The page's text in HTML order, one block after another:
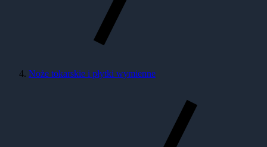
Noże tokarskie i płytki wymienne